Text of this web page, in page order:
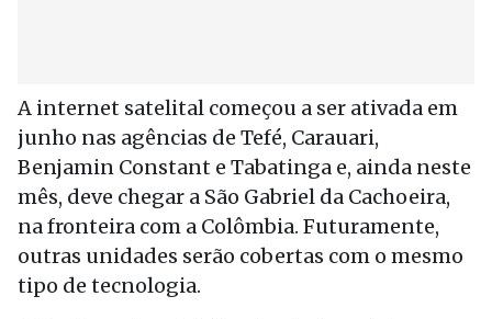
A internet satelital começou a ser ativada em
junho nas agências de Tefé, Carauari,
Benjamin Constant e Tabatinga e, ainda neste
mês, deve chegar a São Gabriel da Cachoeira,
na fronteira com a Colômbia. Futuramente,
outras unidades serão cobertas com o mesmo
tipo de tecnologia.